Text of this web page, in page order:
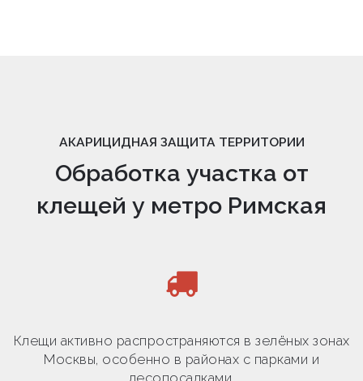
АКАРИЦИДНАЯ ЗАЩИТА ТЕРРИТОРИИ
Обработка участка от
клещей у метро Римская
Клещи активно распространяются в зелёных зонах
Москвы, особенно в районах с парками и